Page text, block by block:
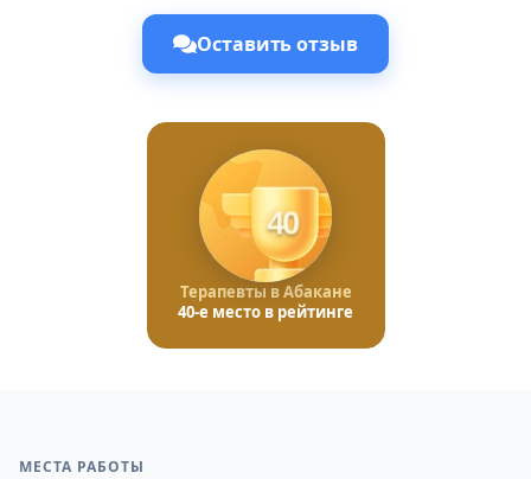
Оставить отзыв
40
Терапевты в Абакане
40-е место в рейтинге
МЕСТА РАБОТЫ